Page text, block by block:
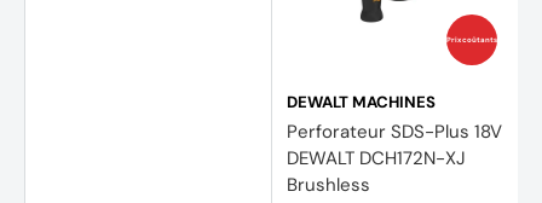
Prix coûtants
DEWALT MACHINES
Perforateur SDS-Plus 18V
DEWALT DCH172N-XJ
Brushless